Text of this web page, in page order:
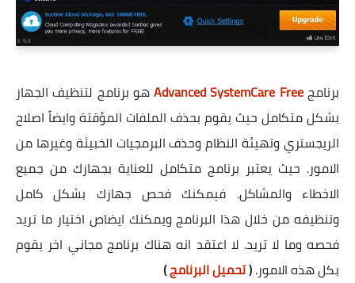
برنامجAdvanced SystemCare Freeهو برنامج لتنظيف الجهاز
بشكل متكامل حيث يقوم بحذف الملفات المؤقتة وايضاً اصلاح
الريجستري وتهيئة النظام وحذف البرمجيات الخبيثة وغيرها من
الامور. حيث يعتبر برنامج متكامل للعناية بجهازك من جميع
الاخطاء والمشاكل. فيمكنك فحص جهازك بشكل كامل
وتنظيفه من خلال هذا البرنامج ويمكنك ايضاص اختيار ما تريد
فحصه وما لا تريد. لا اعتقد انه هناك برنامج مجاني اخر يقوم
بكل هذه الامور.(تحميل البرنامج)